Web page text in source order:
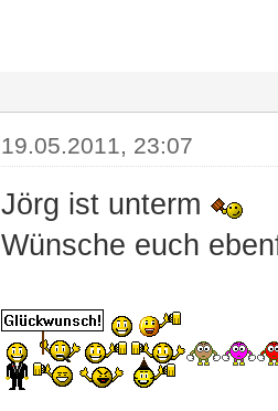
19.05.2011, 23:07
Jörg ist unterm
Wünsche euch